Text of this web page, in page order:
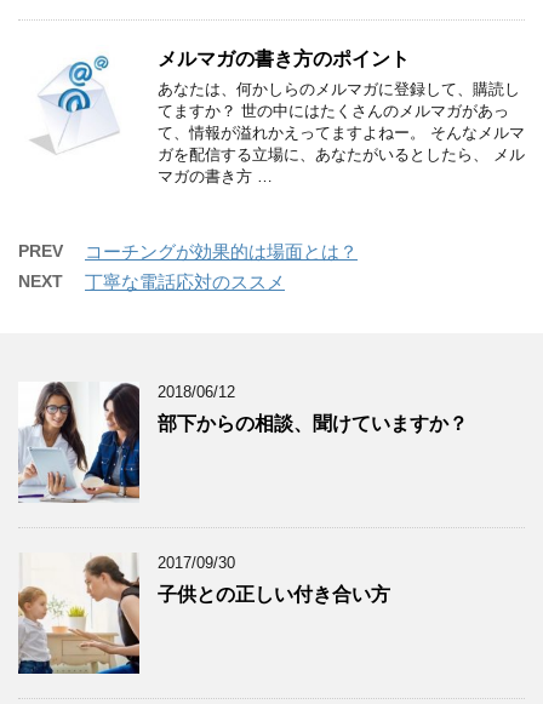
メルマガの書き方のポイント
あなたは、何かしらのメルマガに登録して、購読し
てますか？ 世の中にはたくさんのメルマガがあっ
て、情報が溢れかえってますよねー。 そんなメルマ
ガを配信する立場に、あなたがいるとしたら、 メル
マガの書き方 …
PREV コーチングが効果的は場面とは？
NEXT 丁寧な電話応対のススメ
2018/06/12
部下からの相談、聞けていますか？
2017/09/30
子供との正しい付き合い方